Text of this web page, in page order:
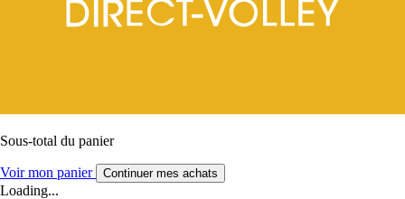
Sous-total du panier
Voir mon panier Continuer mes achats
Loading...